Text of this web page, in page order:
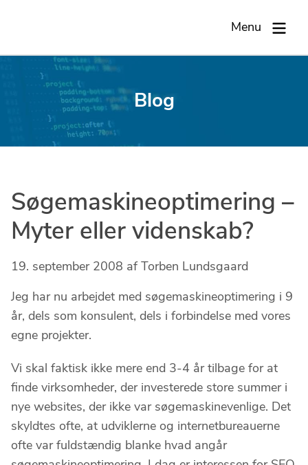
Menu
Blog
Søgemaskineoptimering –
Myter eller videnskab?
19. september 2008 afTorben Lundsgaard
Jeg har nu arbejdet med søgemaskineoptimering i 9
år, dels som konsulent, dels i forbindelse med vores
egne projekter.
Vi skal faktisk ikke mere end 3-4 år tilbage for at
finde virksomheder, der investerede store summer i
nye websites, der ikke var søgemaskinevenlige. Det
skyldtes ofte, at udviklerne og internetbureauerne
ofte var fuldstændig blanke hvad angår